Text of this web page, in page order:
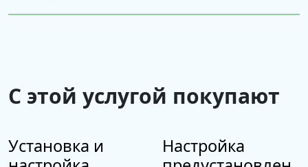
Для присоединения компьютера к домену Active
следующему алгоритму действий, чтобы
процедура была выполнена правильно. Процесс
Начинать нужно с проверки и
С этой услугой покупают
Установка и
Настройка